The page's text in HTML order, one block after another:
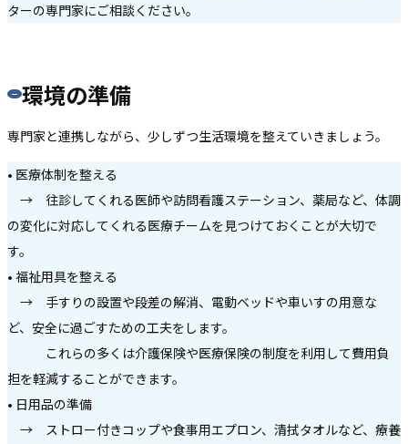
ターの専門家にご相談ください。
環境の準備
専門家と連携しながら、少しずつ生活環境を整えていきましょう。
• 医療体制を整える
→ 往診してくれる医師や訪問看護ステーション、薬局など、体調
の変化に対応してくれる医療チームを見つけておくことが大切で
す。
• 福祉用具を整える
→ 手すりの設置や段差の解消、電動ベッドや車いすの用意な
ど、安全に過ごすための工夫をします。
これらの多くは介護保険や医療保険の制度を利用して費用負
担を軽減することができます。
• 日用品の準備
→ ストロー付きコップや食事用エプロン、清拭タオルなど、療養